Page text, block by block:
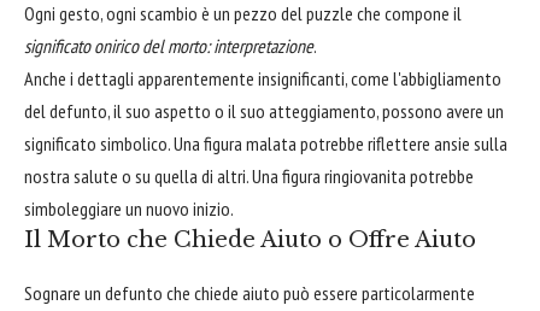
Ogni gesto, ogni scambio è un pezzo del puzzle che compone il
significato onirico del morto: interpretazione.
Anche i dettagli apparentemente insignificanti, come l'abbigliamento
del defunto, il suo aspetto o il suo atteggiamento, possono avere un
significato simbolico. Una figura malata potrebbe riflettere ansie sulla
nostra salute o su quella di altri. Una figura ringiovanita potrebbe
simboleggiare un nuovo inizio.
Il Morto che Chiede Aiuto o Offre Aiuto
Sognare un defunto che chiede aiuto può essere particolarmente